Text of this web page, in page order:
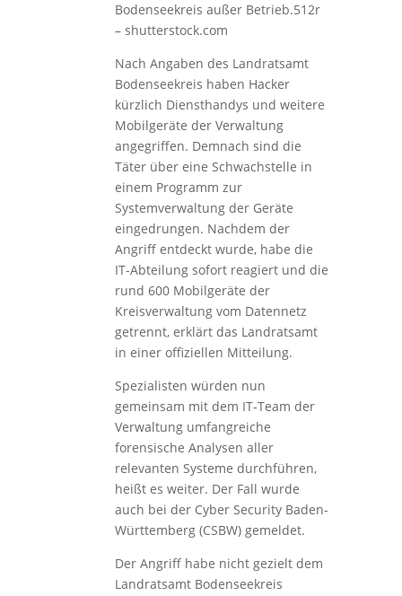
Bodenseekreis außer Betrieb.512r
– shutterstock.com
Nach Angaben des Landratsamt
Bodenseekreis haben Hacker
kürzlich Diensthandys und weitere
Mobilgeräte der Verwaltung
angegriffen. Demnach sind die
Täter über eine Schwachstelle in
einem Programm zur
Systemverwaltung der Geräte
eingedrungen. Nachdem der
Angriff entdeckt wurde, habe die
IT-Abteilung sofort reagiert und die
rund 600 Mobilgeräte der
Kreisverwaltung vom Datennetz
getrennt, erklärt das Landratsamt
in einer offiziellen Mitteilung.
Spezialisten würden nun
gemeinsam mit dem IT-Team der
Verwaltung umfangreiche
forensische Analysen aller
relevanten Systeme durchführen,
heißt es weiter. Der Fall wurde
auch bei der Cyber Security Baden-
Württemberg (CSBW) gemeldet.
Der Angriff habe nicht gezielt dem
Landratsamt Bodenseekreis